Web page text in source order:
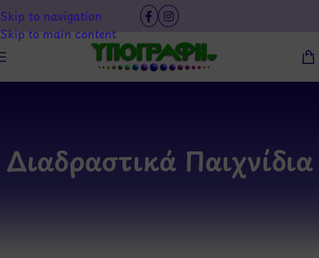
Skip to navigation
Skip to main content
Διαδραστικά Παιχνίδια